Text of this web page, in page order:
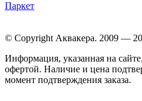
Паркет
© Copyright Аквакера. 2009 —
Информация, указанная на
офертой. Наличие и цена
момент подтверждения заказа.